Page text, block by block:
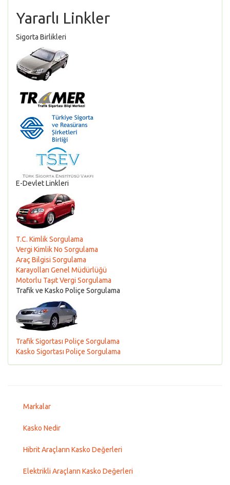
Yararlı Linkler
Sigorta Birlikleri
E-Devlet Linkleri
T.C. Kimlik Sorgulama
Vergi Kimlik No Sorgulama
Araç Bilgisi Sorgulama
Karayolları Genel Müdürlüğü
Motorlu Taşıt Vergi Sorgulama
Trafik ve Kasko Poliçe Sorgulama
Trafik Sigortası Poliçe Sorgulama
Kasko Sigortası Poliçe Sorgulama
Markalar
Kasko Nedir
Hibrit Araçların Kasko Değerleri
Elektrikli Araçların Kasko Değerleri